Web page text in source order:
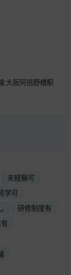
大阪阿倍野橋駅
未経験可
学可
研修制度有